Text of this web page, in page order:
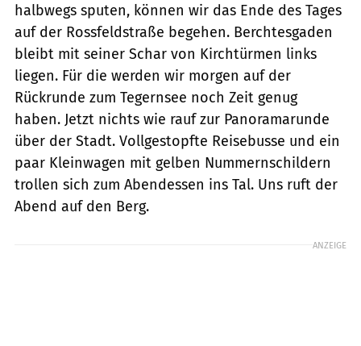
halbwegs sputen, können wir das Ende des Tages
auf der Rossfeldstraße begehen. Berchtesgaden
bleibt mit seiner Schar von Kirchtürmen links
liegen. Für die werden wir morgen auf der
Rückrunde zum Tegernsee noch Zeit genug
haben. Jetzt nichts wie rauf zur Panoramarunde
über der Stadt. Vollgestopfte Reisebusse und ein
paar Kleinwagen mit gelben Nummernschildern
trollen sich zum Abendessen ins Tal. Uns ruft der
Abend auf den Berg.
ANZEIGE